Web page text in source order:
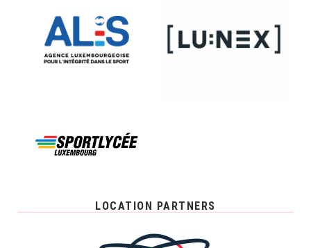
LOCATION PARTNERS